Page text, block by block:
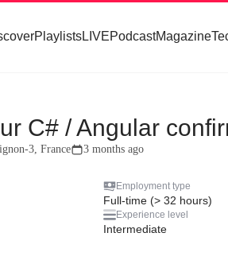
PlaylistsLIVEPodcastMagazine
C# / Angular
3, France 3 months ago
Employment type
Full-time (> 32 hours)
Experience level
Intermediate